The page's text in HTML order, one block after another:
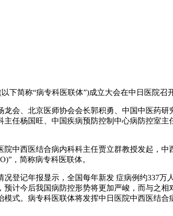
下简称“病专科医联体”)成立大会在中日医院召
、北京医师协会会长郭积勇、中国中医药研
任杨国旺、中国疾病预防控制中心病防控室
西医结合病内科科主任贾立群教授发起，中
，简称病专科医联体。
记年报显示，全国每年新发 症病例约337万
计今后我国病防控形势将更加严峻，而与之
式。病专科医联体将发挥中日医院中西医结